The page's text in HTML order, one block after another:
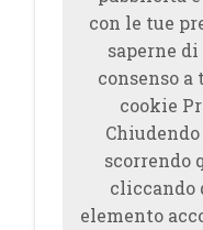
con le tue
saperne
consenso
cookie
scorrendo
cliccando
elemento